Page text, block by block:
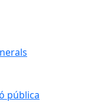
pública